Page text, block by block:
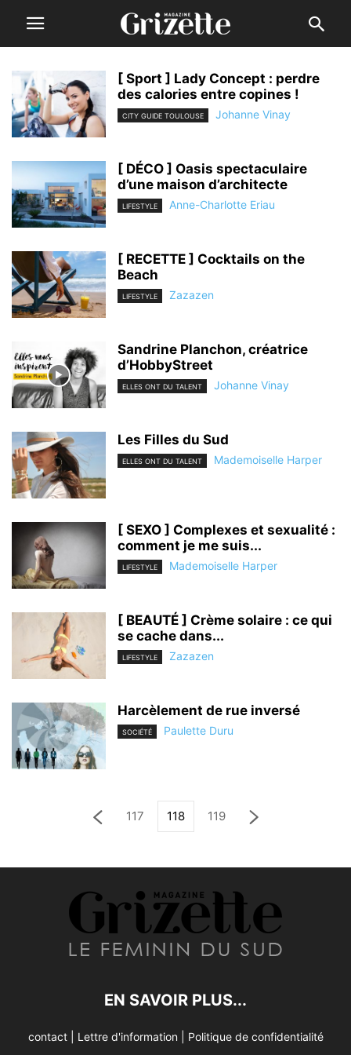
[ Sport ] Lady Concept : perdre
des calories entre copines !
CITY GUIDE TOULOUSE Johanne Vinay
[ DÉCO ] Oasis spectaculaire
d’une maison d’architecte
LIFESTYLE Anne-Charlotte Eriau
[ RECETTE ] Cocktails on the
Beach
LIFESTYLE Zazazen
Sandrine Planchon, créatrice
d’HobbyStreet
ELLES ONT DU TALENT Johanne Vinay
Les Filles du Sud
ELLES ONT DU TALENT Mademoiselle Harper
[ SEXO ] Complexes et sexualité :
comment je me suis...
LIFESTYLE Mademoiselle Harper
[ BEAUTÉ ] Crème solaire : ce qui
se cache dans...
LIFESTYLE Zazazen
Harcèlement de rue inversé
SOCIÉTÉ Paulette Duru
117 118 119
EN SAVOIR PLUS...
contact| Lettre d'information Politique de confidentialité